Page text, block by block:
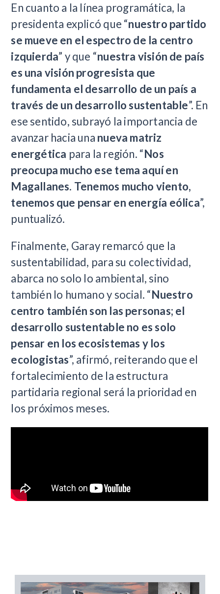
En cuanto a la línea programática, la
presidenta explicó que “nuestro partido
se mueve en el espectro de la centro
izquierda” y que “nuestra visión de país
es una visión progresista que
fundamenta el desarrollo de un país a
través de un desarrollo sustentable”. En
ese sentido, subrayó la importancia de
avanzar hacia una nueva matriz
energética para la región. “Nos
preocupa mucho ese tema aquí en
Magallanes. Tenemos mucho viento,
tenemos que pensar en energía eólica”,
puntualizó.
Finalmente, Garay remarcó que la
sustentabilidad, para su colectividad,
abarca no solo lo ambiental, sino
también lo humano y social. “Nuestro
centro también son las personas; el
desarrollo sustentable no es solo
pensar en los ecosistemas y los
ecologistas”, afirmó, reiterando que el
fortalecimiento de la estructura
partidaria regional será la prioridad en
los próximos meses.